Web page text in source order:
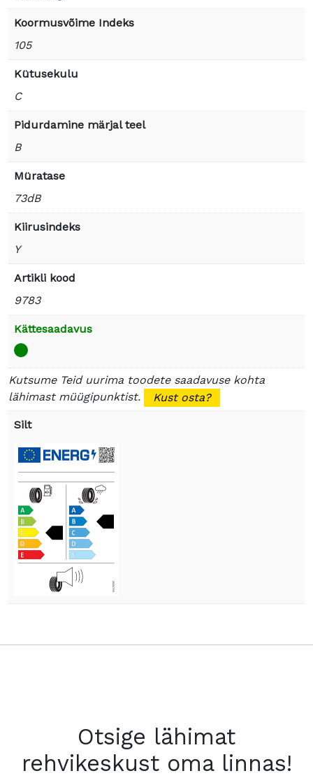
Koormusvõime Indeks
105
Kütusekulu
C
Pidurdamine märjal teel
B
Müratase
73dB
Kiirusindeks
Y
Artikli kood
9783
Kättesaadavus
Kutsume Teid uurima toodete saadavuse kohta
lähimast müügipunktist.
Kust osta?
Silt
Otsige lähimat
rehvikeskust oma linnas!